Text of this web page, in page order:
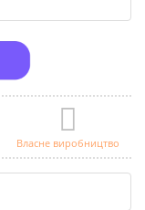
Власне виробництво